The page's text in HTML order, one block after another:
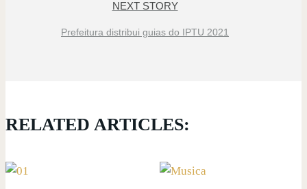
NEXT STORY
Prefeitura distribui guias do IPTU 2021
RELATED ARTICLES: